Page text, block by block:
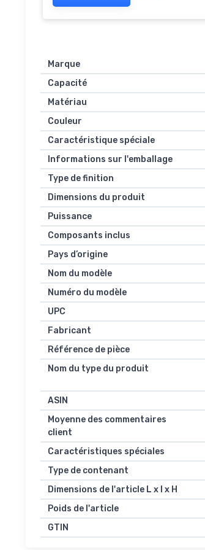
Marque
Capacité
Matériau
Couleur
Caractéristique spéciale
Informations sur l'emballage
Type de finition
Dimensions du produit
Puissance
Composants inclus
Pays d’origine
Nom du modèle
Numéro du modèle
UPC
Fabricant
Référence de pièce
Nom du type du produit
ASIN
Moyenne des commentaires
client
Caractéristiques spéciales
Type de contenant
Dimensions de l'article L x l x H
Poids de l'article
GTIN